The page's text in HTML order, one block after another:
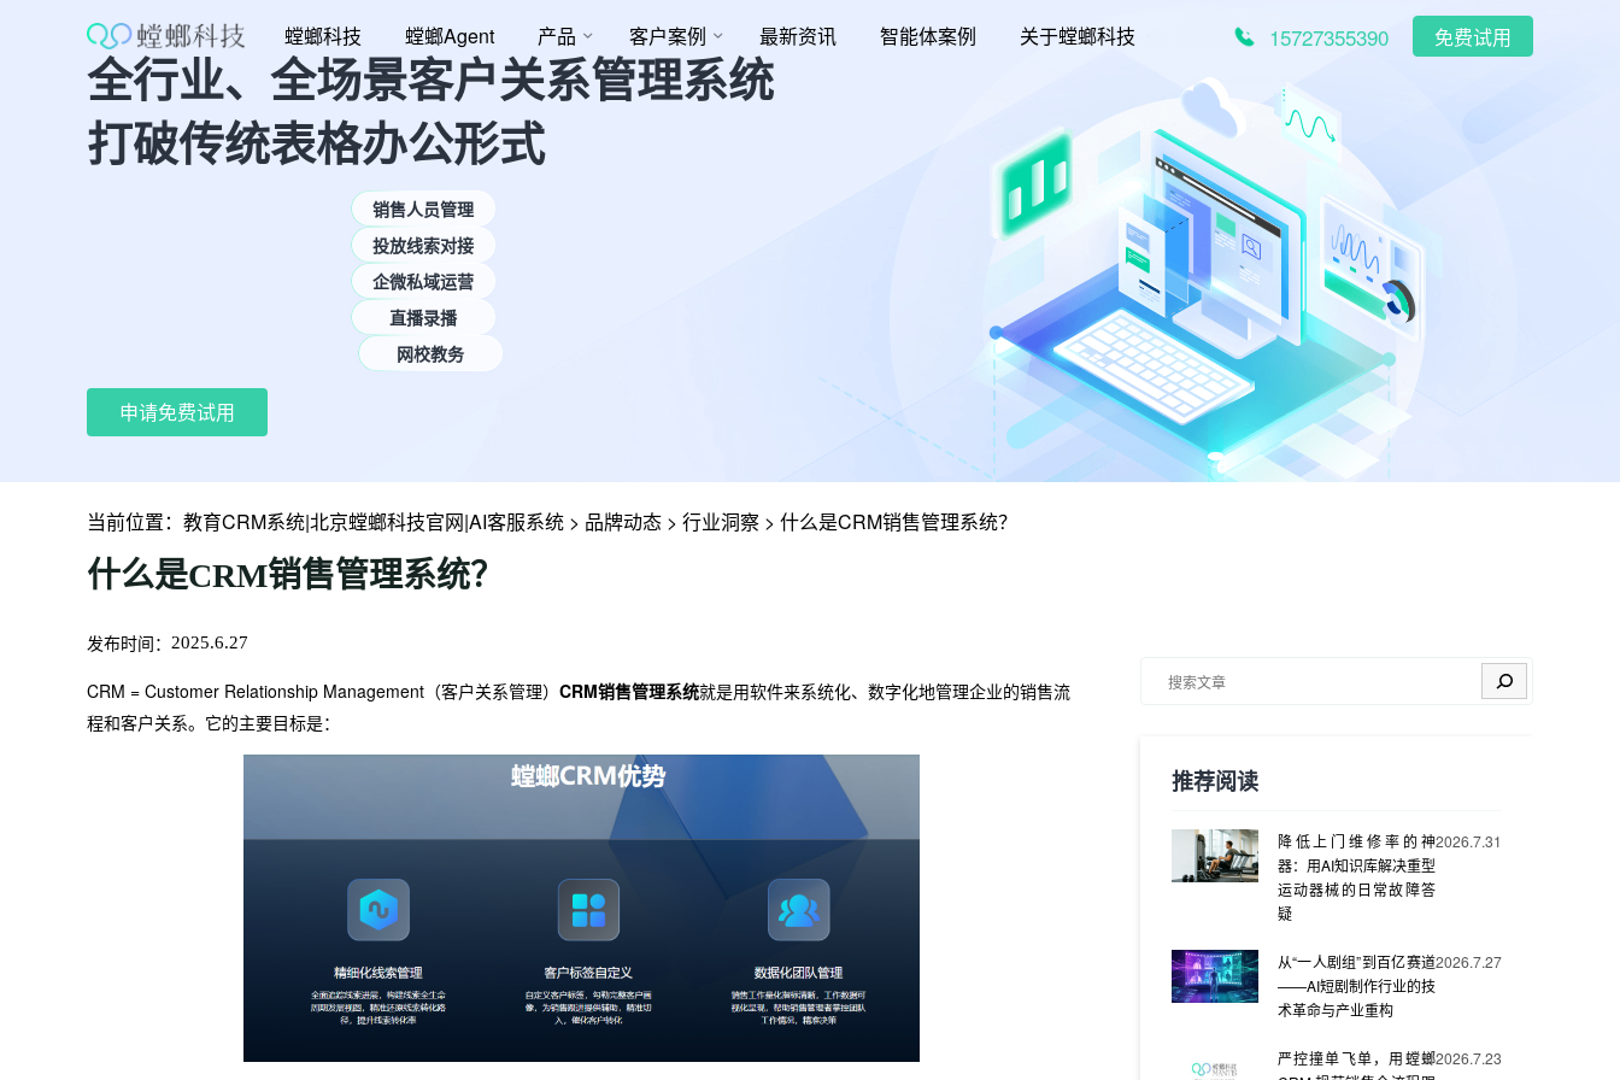
螳螂科技 螳螂Agent 产品 客户案例 最新资讯 智能体案例 关于螳螂科技 15727355390 免费试用
全行业、全场景客户关系管理系统
打破传统表格办公形式
销售人员管理
投放线索对接
企微私域运营
直播录播
网校教务
申请免费试用
当前位置： 教育CRM系统|北京螳螂科技官网|AI客服系统 > 品牌动态 > 行业洞察 > 什么是CRM销售管理系统？
什么是CRM销售管理系统？
发布时间： 2025.6.27
CRM = Customer Relationship Management（客户关系管理） CRM销售管理系统就是用软件来系统化、数字化地管理企业的销售流
程和客户关系。它的主要目标是：
搜索
推荐阅读
降低上门维修率的神
器：用AI知识库解决重型
运动器械的日常故障答
疑
2026.7.31
从“一人剧组”到百亿赛道
——AI短剧制作行业的技
术革命与产业重构
2026.7.27
严控撞单飞单，用螳螂2026.7.23